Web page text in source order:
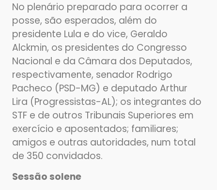
No plenário preparado para ocorrer a
posse, são esperados, além do
presidente Lula e do vice, Geraldo
Alckmin, os presidentes do Congresso
Nacional e da Câmara dos Deputados,
respectivamente, senador Rodrigo
Pacheco (PSD-MG) e deputado Arthur
Lira (Progressistas-AL); os integrantes do
STF e de outros Tribunais Superiores em
exercício e aposentados; familiares;
amigos e outras autoridades, num total
de 350 convidados.
Sessão solene